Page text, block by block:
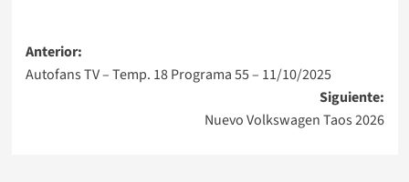
Navegación
de
Anterior:
Autofans TV – Temp. 18 Programa 55 – 11/10/2025
Siguiente:
Nuevo Volkswagen Taos 2026